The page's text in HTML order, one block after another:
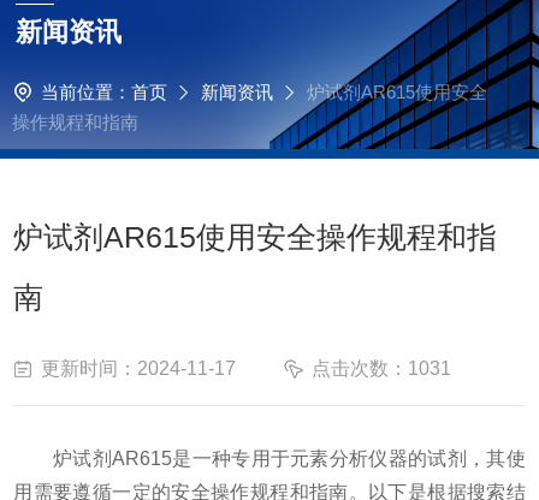
新闻资讯
当前位置： 首页 新闻资讯
炉试剂AR615使用安全
操作规程和指南
炉试剂AR615使用安全操作规程和指
南
更新时间：2024-11-17 点击次数：1031
炉试剂AR615是一种专用于元素分析仪器的试剂，其使
用需要遵循一定的安全操作规程和指南。以下是根据搜索结